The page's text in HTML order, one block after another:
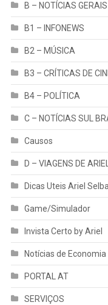
B – NOTÍCIAS GERAIS
B1 – INFONEWS
B2 – MÚSICA
B3 – CRÍTICAS DE
B4 – POLÍTICA
C – NOTÍCIAS SUL
Causos
D – VIAGENS DE
Dicas Uteis Ariel
Game/Simulador
Invista Certo by Ariel
Notícias de Economia
PORTAL AT
SERVIÇOS